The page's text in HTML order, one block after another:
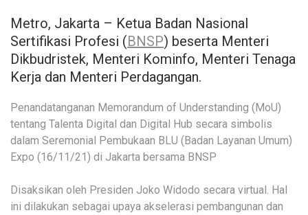
Metro, Jakarta – Ketua Badan Nasional
Sertifikasi Profesi (BNSP) beserta Menteri
Dikbudristek, Menteri Kominfo, Menteri Tenaga
Kerja dan Menteri Perdagangan.
Penandatanganan Memorandum of Understanding (MoU)
tentang Talenta Digital dan Digital Hub secara simbolis
dalam Seremonial Pembukaan BLU (Badan Layanan Umum)
Expo (16/11/21) di Jakarta bersama BNSP
Disaksikan oleh Presiden Joko Widodo secara virtual. Hal
ini dilakukan sebagai upaya akselerasi pembangunan dan